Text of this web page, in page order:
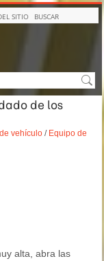
SITIO BUSCAR
de los
vehículo / Equipo de
alta, abra las